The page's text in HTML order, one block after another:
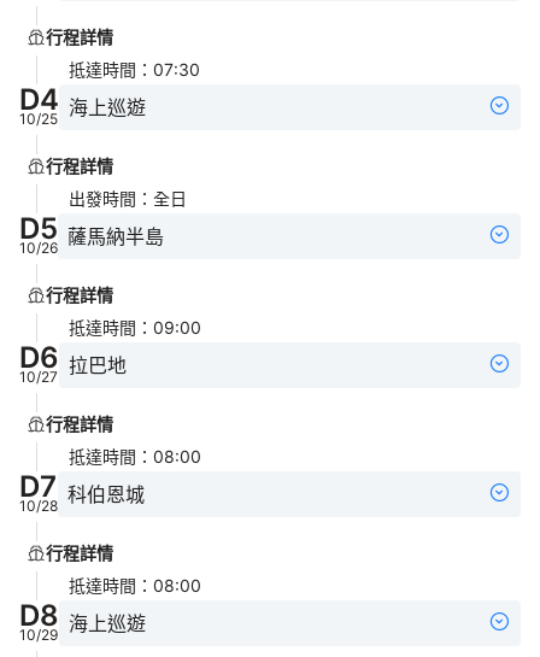
行程詳情
抵達時間 ： 07:30
D4
10/25 海上巡遊
行程詳情
出發時間 ： 全日
D5
10/26 薩馬納半島
行程詳情
抵達時間 ： 09:00
D6
10/27 拉巴地
行程詳情
抵達時間 ： 08:00
D7
10/28 科伯恩城
行程詳情
抵達時間 ： 08:00
D8
10/29 海上巡遊